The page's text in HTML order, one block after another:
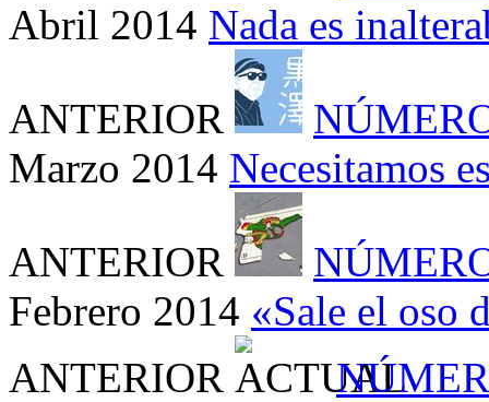
Abril 2014 Nada es
ANTERIOR
Marzo 2014 Necesitamos
ANTERIOR
Febrero 2014 «Sale el oso
ANTERIOR